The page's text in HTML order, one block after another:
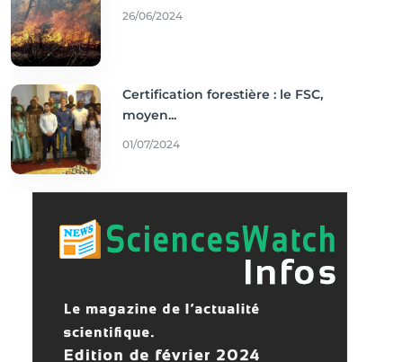
26/06/2024
Certification forestière : le FSC,
moyen...
01/07/2024